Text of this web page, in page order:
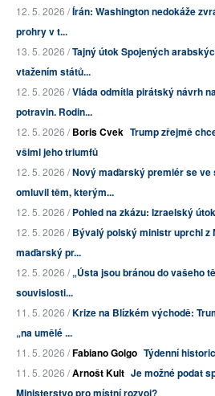
12. 5. 2026 /Írán: Washington nedokáže
prohry v t...
13. 5. 2026 /Tajný útok Spojených
vtažením států...
12. 5. 2026 /Vláda odmítla pirátský návrh
potravin. Rodin...
12. 5. 2026 /Boris Cvek Trump zřejmě
všiml jeho triumfů
12. 5. 2026 /Nový maďarský premiér se
omluvil těm, kterým...
12. 5. 2026 /Pohled na zkázu: Izraelský
12. 5. 2026 /Bývalý polský ministr uprchl z
maďarský pr...
12. 5. 2026 /„Ústa jsou bránou do vašeho
souvislosti...
11. 5. 2026 /Krize na Blízkém východě:
„na umělé ...
11. 5. 2026 /Fabiano Golgo Týdenní
11. 5. 2026 /Arnošt Kult Je možné podat
Ministerstvo pro místní rozvoj?